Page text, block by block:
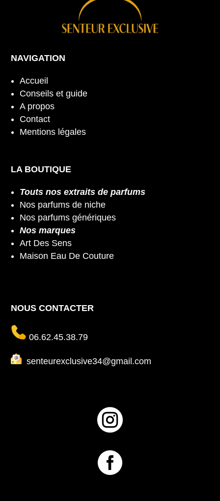
NAVIGATION
Accueil
Conseils et guide
A propos
Contact
Mentions légales
LA BOUTIQUE
Touts nos extraits de parfums
Nos parfums de niche
Nos parfums génériques
Nos marques
Art Des Sens
Maison Eau De Couture
NOUS CONTACTER
06.62.45.38.79
senteurexclusive34@gmail.com

